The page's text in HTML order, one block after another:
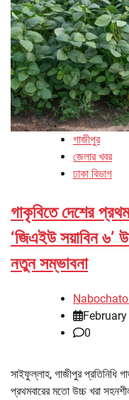
গাজীপুর
জেলার খবর
ঢাকা বিভাগ
গাকৃবিতে দেশের
‘জিএইউ সয়াবিন ৬’
নতুন সম্ভাবনা
0
সাইফুল্লাহ, গাজীপুর প্রতিনিধি
প্রথমবারের মতো উচ্চ খরা